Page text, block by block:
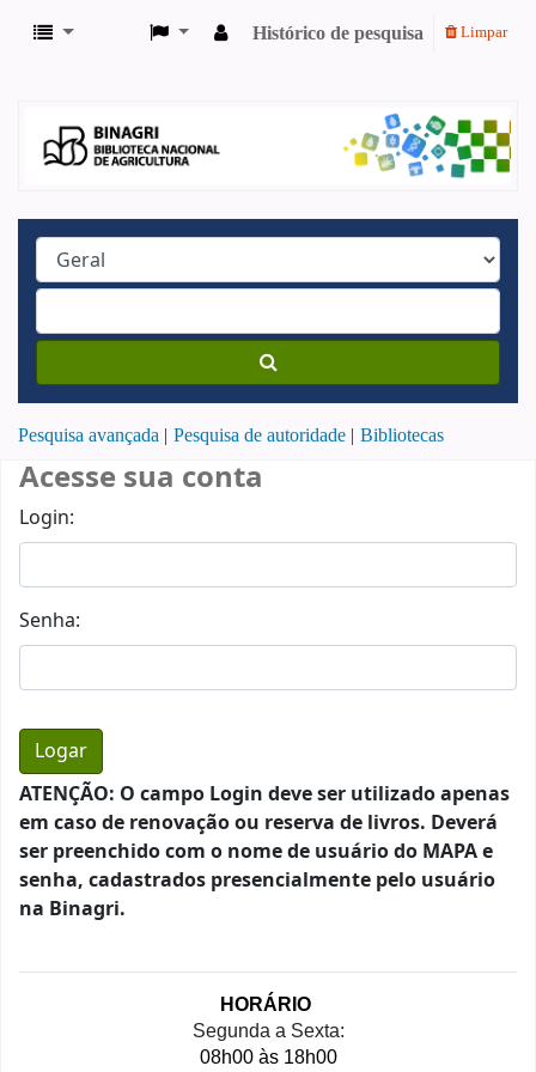
Histórico de pesquisa Limpar
Pesquisa avançada Pesquisa de autoridade Bibliotecas
Acesse sua conta
Login:
Senha:
ATENÇÃO: O campo Login deve ser utilizado apenas
em caso de renovação ou reserva de livros. Deverá
ser preenchido com o nome de usuário do MAPA e
senha, cadastrados presencialmente pelo usuário
na Binagri.
HORÁRIO
Segunda a Sexta:
08h00 às 18h00